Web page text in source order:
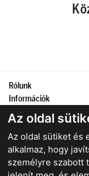
Az oldal
Az oldal sütiket és
alkalmaz, hogy
személyre szabott
Rólunk
Információk
Kapcsolat